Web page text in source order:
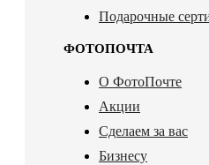
Подарочные
ФОТОПОЧТА
О ФотоПочте
Акции
Сделаем за вас
Бизнесу